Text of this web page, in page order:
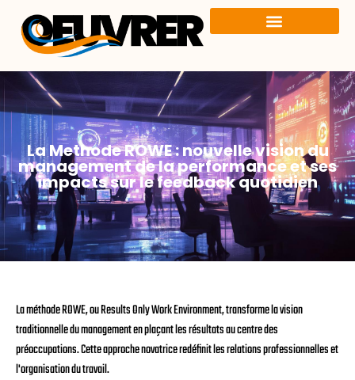
La Methode ROWE : nouvelle vision du
management de la performance et ses
impacts sur le feedback quotidien
La méthode ROWE, ou Results Only Work Environment, transforme la vision
traditionnelle du management en plaçant les résultats au centre des
préoccupations. Cette approche novatrice redéfinit les relations professionnelles et
l'organisation du travail.